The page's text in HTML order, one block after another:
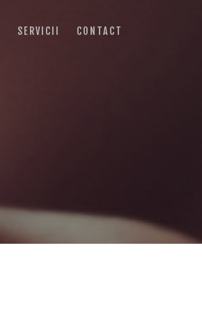
SERVICII CONTACT